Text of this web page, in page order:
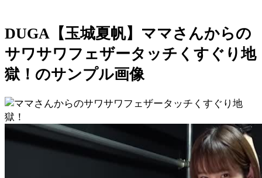
DUGA【玉城夏帆】ママさんからの
サワサワフェザータッチくすぐり地
獄！のサンプル画像